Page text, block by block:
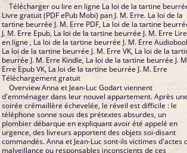
Télécharger ou lire en ligne La loi de la tartine
Livre gratuit (PDF ePub Mobi) pan J. M. Erre. La loi de la
tartine beurrée J. M. Erre PDF, La loi de la tartine
J. M. Erre Epub, La loi de la tartine beurrée J. M. Erre Lire
en ligne , La loi de la tartine beurrée J. M. Erre
La loi de la tartine beurrée J. M. Erre VK, La loi de la
beurrée J. M. Erre Kindle, La loi de la tartine beurrée J.
Erre Epub VK, La loi de la tartine beurrée J. M. Erre
Téléchargement gratuit
Overview Anna et Jean-Luc Godart viennent
d'emménager dans leur nouvel appartement. Après
soirée crémaillère échevelée, le réveil est difficile : le
téléphone sonne sous des prétextes absurdes, un
plombier débarque en expliquant avoir été appelé en
urgence, des livreurs apportent des objets soi-disant
commandés. Anna et Jean-Luc sont-ils victimes d'actes
malveillance ou responsables inconscients de ces